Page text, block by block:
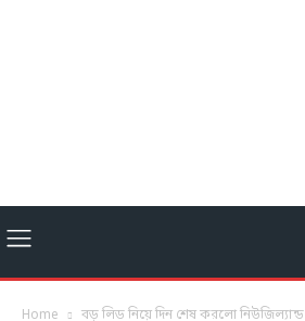
Home
বড় লিড নিয়ে দিন শেষ করলো নিউজিল্যান্ড